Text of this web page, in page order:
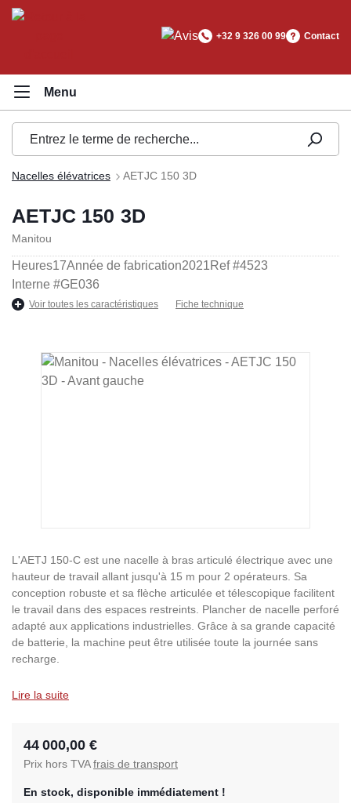
principal
+32 9 326 00 99 Contact
Nacelles élévatrices AETJC 150 3D
AETJC 150 3D
Manitou
Heures17Année de fabrication2021Ref #4523
Interne #GE036
Voir toutes les caractéristiques Fiche technique
Ignorer la galerie d'images
L'AETJ 150-C est une nacelle à bras articulé électrique avec une
hauteur de travail allant jusqu'à 15 m pour 2 opérateurs. Sa
conception robuste et sa flèche articulée et télescopique facilitent
le travail dans des espaces restreints. Plancher de nacelle perforé
adapté aux applications industrielles. Grâce à sa grande capacité
de batterie, la machine peut être utilisée toute la journée sans
recharge.
Lire la suite
44 000,00 €
Prix hors TVAfrais de transport
En stock, disponible immédiatement !